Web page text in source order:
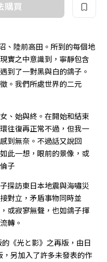
購買
、陸前高田。所到的每個地
實之中意識到，寧靜包含
到了一對黑與白的鴿子。
。我們所處世界的二元
、始與終。在開始和結束
往復再正常不過，但我一
到無奈。不過話又說回
此一想，眼前的景像，或
子
探訪東日本地震與海嘯災
對立，矛盾事物同時並
或寂寥無聲，也如鴿子揮
轉。
《光と影》之再版，由日
另加入了許多未發表的作